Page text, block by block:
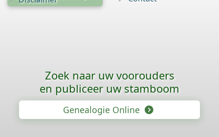
Zoek naar uw voorouders
en publiceer uw stamboom
Genealogie Online